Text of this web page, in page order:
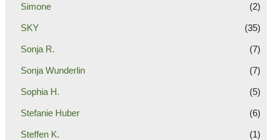
Simone (2)
SKY (35)
Sonja R. (7)
Sonja Wunderlin (7)
Sophia H. (5)
Stefanie Huber (6)
Steffen K. (1)